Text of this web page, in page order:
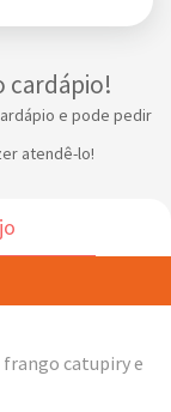
cardápio!
e pode pedir
atendê-lo!
catupiry e